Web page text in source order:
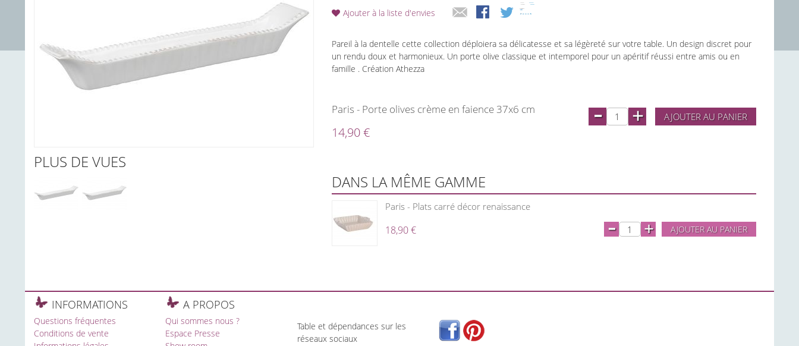
PLUS DE VUES
Ajouter à la liste d'envies
Pareil à la dentelle cette collection déploiera sa délicatesse et sa légèreté sur votre table. Un design discret pour
un rendu doux et harmonieux. Un porte olive classique et intemporel pour un apéritif réussi entre amis ou en
famille . Création Athezza
Paris - Porte olives crème en faience 37x6 cm
AJOUTER AU PANIER
- +
14,90 €
DANS LA MÊME GAMME
Paris - Plats carré décor renaissance
18,90 € AJOUTER AU PANIER
- +
INFORMATIONS
Questions fréquentes
Conditions de vente
A PROPOS
Qui sommes nous ?
Espace Presse
Table et dépendances sur les
réseaux sociaux